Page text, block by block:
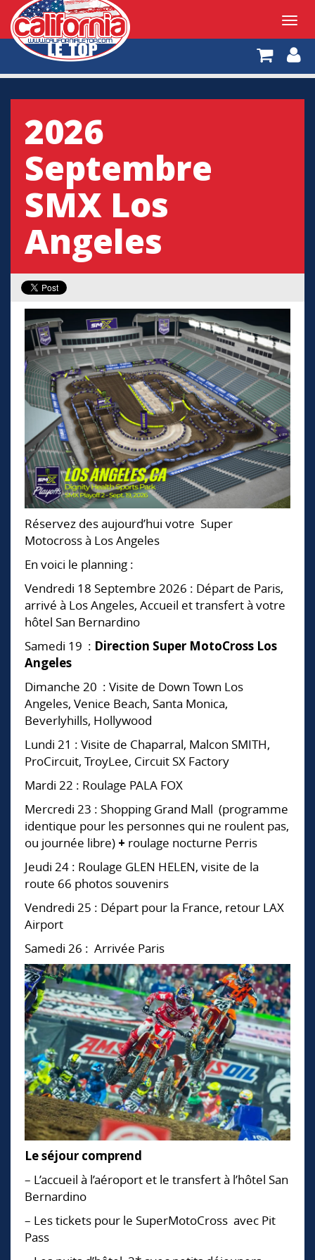
2026
Septembre
SMX Los
Angeles
Réservez des aujourd’hui votre Super
Motocross à Los Angeles
En voici le planning :
Vendredi 18 Septembre 2026 : Départ de Paris,
arrivé à Los Angeles, Accueil et transfert à votre
hôtel San Bernardino
Samedi 19 : Direction Super MotoCross Los
Angeles
Dimanche 20 : Visite de Down Town Los
Angeles, Venice Beach, Santa Monica,
Beverlyhills, Hollywood
Lundi 21 : Visite de Chaparral, Malcon SMITH,
ProCircuit, TroyLee, Circuit SX Factory
Mardi 22 : Roulage PALA FOX
Mercredi 23 : Shopping Grand Mall (programme
identique pour les personnes qui ne roulent pas,
ou journée libre) + roulage nocturne Perris
Jeudi 24 : Roulage GLEN HELEN, visite de la
route 66 photos souvenirs
Vendredi 25 : Départ pour la France, retour LAX
Airport
Samedi 26 : Arrivée Paris
Le séjour comprend
– L’accueil à l’aéroport et le transfert à l’hôtel San
Bernardino
– Les tickets pour le SuperMotoCross avec Pit
Pass